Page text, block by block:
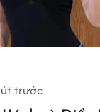
trước